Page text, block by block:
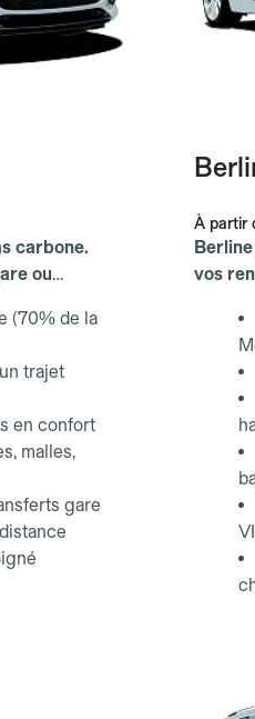
carbone.
ou
(70% de la
trajet
en confort
malles,
gare
À partir
vos